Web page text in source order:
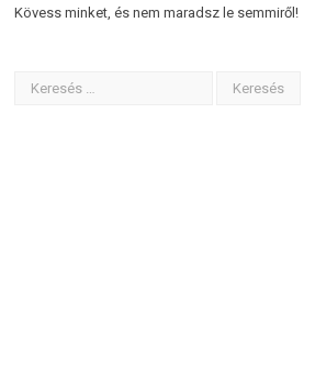
Kövess minket, és nem maradsz le semmiről!